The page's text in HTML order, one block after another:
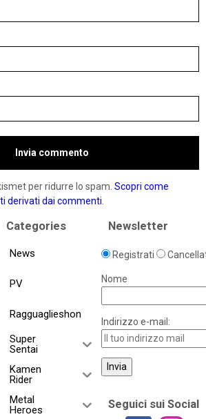
per ridurre lo spam. Scopri come
derivati dai commenti.
Categories
News
PV
Ragguaglieshon
Super
Sentai
Kamen
Rider
Metal
Heroes
Newsletter
Registrati
Nome
Indirizzo e-mail:
Seguici sui Social